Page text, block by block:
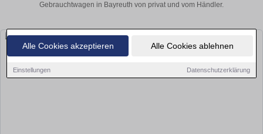
Alle Cookies akzeptieren Alle Cookies ablehnen
Einstellungen Datenschutzerklärung
Gebrauchtwagen in Bayreuth von privat und vom Händler.